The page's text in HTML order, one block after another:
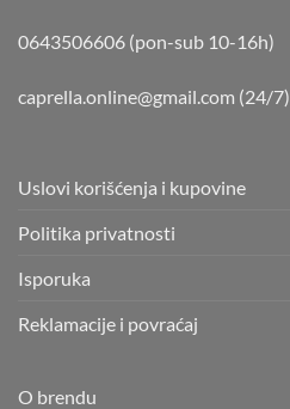
0643506606 (pon-sub 10-16h)
caprella.online@gmail.com (24/7)
Uslovi korišćenja i kupovine
Politika privatnosti
Isporuka
Reklamacije i povraćaj
O brendu